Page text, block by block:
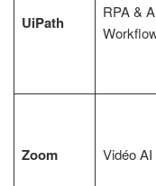
UiPath
RPA &
Zoom Vidéo AI